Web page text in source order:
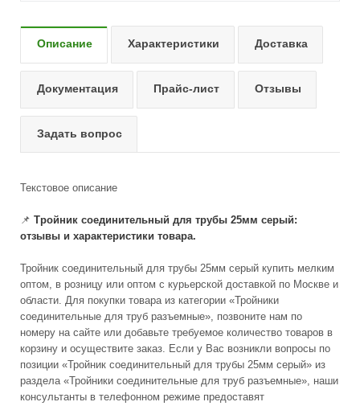
Описание Характеристики Доставка
Документация Прайс-лист Отзывы
Задать вопрос
Текстовое описание
📌 Тройник соединительный для трубы 25мм серый:
отзывы и характеристики товара.
Тройник соединительный для трубы 25мм серый купить мелким
оптом, в розницу или оптом с курьерской доставкой по Москве и
области. Для покупки товара из категории «Тройники
соединительные для труб разъемные», позвоните нам по
номеру на сайте или добавьте требуемое количество товаров в
корзину и осуществите заказ. Если у Вас возникли вопросы по
позиции «Тройник соединительный для трубы 25мм серый» из
раздела «Тройники соединительные для труб разъемные», наши
консультанты в телефонном режиме предоставят